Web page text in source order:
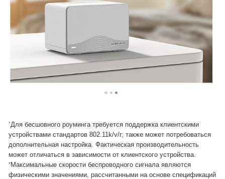
†Для бесшовного роуминга требуется поддержка клиентскими
устройствами стандартов 802.11k/v/r; также может потребоваться
дополнительная настройка. Фактическая производительность
может отличаться в зависимости от клиентского устройства.
‡Максимальные скорости беспроводного сигнала являются
физическими значениями, рассчитанными на основе спецификаций